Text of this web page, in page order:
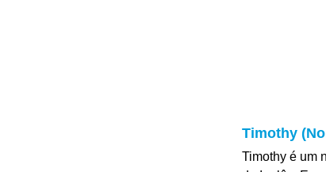
Timothy
Timothy é um